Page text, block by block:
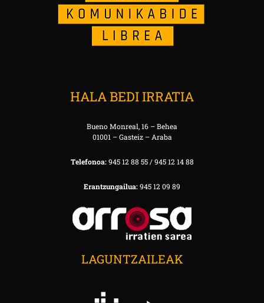
HALA BEDI IRRATIA
Bueno Monreal, 16 – Behea
01001 – Gasteiz – Araba
Telefonoa:945 12 88 55 / 945 12 14 88
Erantzungailua:945 12 09 89
LAGUNTZAILEAK